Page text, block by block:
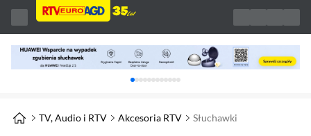
Karuzela z banerami, aktualny element 1 z
TV, Audio i RTV Akcesoria RTV Słuchawki